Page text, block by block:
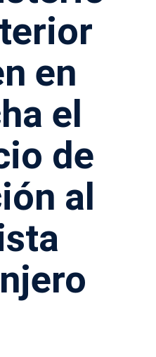
en
el
de
al